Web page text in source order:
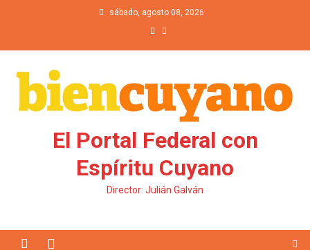
sábado, agosto 08, 2026
El Portal Federal con
Espíritu Cuyano
Director: Julián Galván